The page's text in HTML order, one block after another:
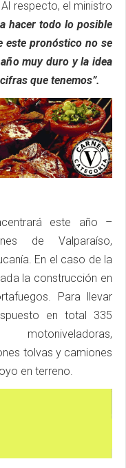
respecto, el ministro
hacer todo lo posible
este pronóstico no se
muy duro y la idea
que tenemos”.
este año –
de Valparaíso,
En el caso de la
la construcción en
Para llevar
en total 335
tolvas y camiones
en terreno.